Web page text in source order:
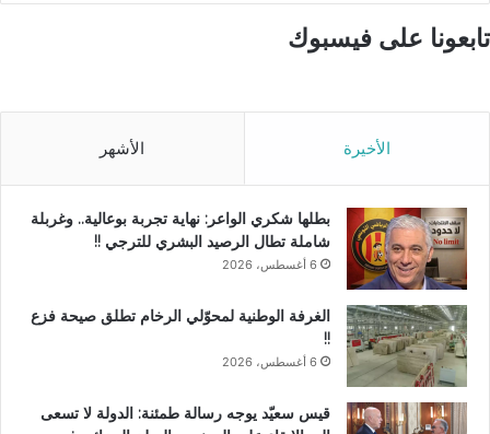
تابعونا على فيسبوك
الأخيرة الأشهر
بطلها شكري الواعر: نهاية تجربة بوعالية.. وغربلة
شاملة تطال الرصيد البشري للترجي !!
6 أغسطس، 2026
الغرفة الوطنية لمحوّلي الرخام تطلق صيحة فزع
!!
6 أغسطس، 2026
قيس سعيّد يوجه رسالة طمئنة: الدولة لا تسعى